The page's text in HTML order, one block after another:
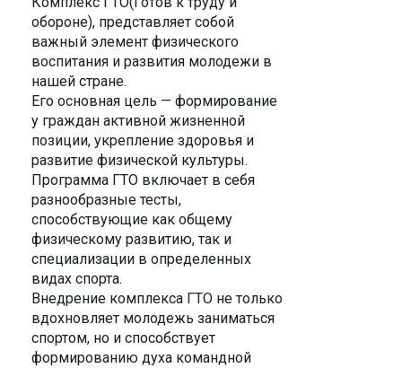
обороне), представляет собой
важный элемент физического
воспитания и развития молодежи в
нашей стране.
Его основная цель — формирование
у граждан активной жизненной
позиции, укрепление здоровья и
развитие физической культуры.
Программа ГТО включает в себя
разнообразные тесты,
способствующие как общему
физическому развитию, так и
специализации в определенных
видах спорта.
Внедрение комплекса ГТО не только
вдохновляет молодежь заниматься
спортом, но и способствует
формированию духа командной